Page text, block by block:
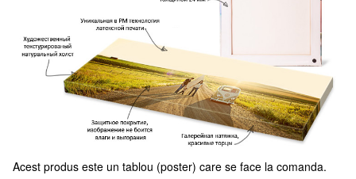
Acest produs este un tablou (poster) care se face la comanda.